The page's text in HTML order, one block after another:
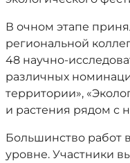
В очном этапе
региональной
48 научно-
различных
территории»,
и растения рядом с
Большинство работ
уровне. Участники